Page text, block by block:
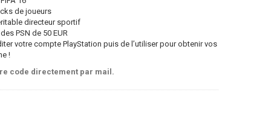
de joueurs
directeur sportif
PSN de 50 EUR
votre compte PlayStation puis de l’utiliser pour obtenir vos
!
code directement par mail.